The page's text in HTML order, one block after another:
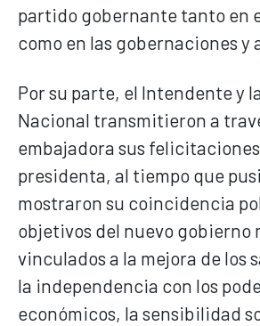
partido gobernante tanto en
como en las gobernaciones y
Por su parte, el Intendente y
Nacional transmitieron a
embajadora sus
presidenta, al tiempo que
mostraron su coincidencia
objetivos del nuevo gobierno
vinculados a la mejora de los
la independencia con los
económicos, la sensibilidad